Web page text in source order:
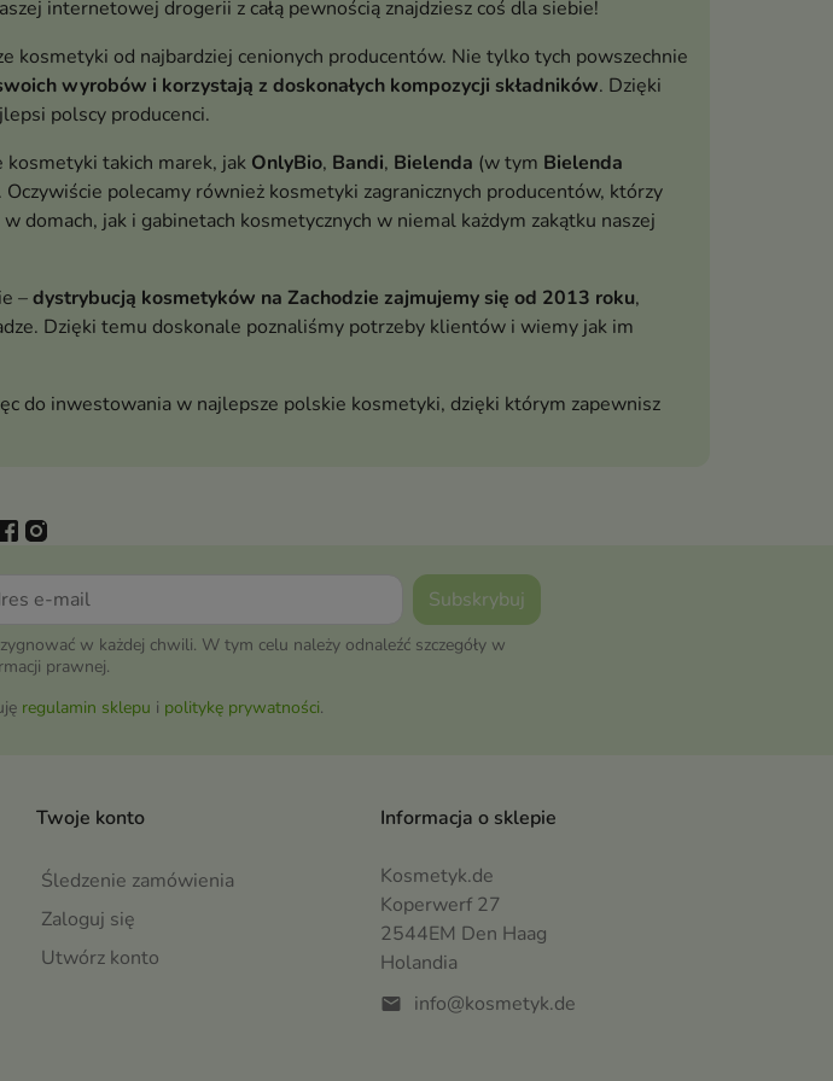
internetowej drogerii z całą pewnością znajdziesz coś dla siebie!
kosmetyki od najbardziej cenionych producentów. Nie tylko tych powszechnie
wyrobów i korzystają z doskonałych kompozycji składników. Dzięki
polscy producenci.
takich marek, jak OnlyBio, Bandi, Bielenda (w tym Bielenda
polecamy również kosmetyki zagranicznych producentów, którzy
domach, jak i gabinetach kosmetycznych w niemal każdym zakątku naszej
–dystrybucją kosmetyków na Zachodzie zajmujemy się od 2013 roku,
Dzięki temu doskonale poznaliśmy potrzeby klientów i wiemy jak im
do inwestowania w najlepsze polskie kosmetyki, dzięki którym zapewnisz
w każdej chwili. W tym celu należy odnaleźć szczegóły w
prawnej.
regulamin sklepu i politykę prywatności.
Twoje konto
Śledzenie zamówienia
Zaloguj się
Utwórz konto
Informacja o sklepie
Kosmetyk.de
Koperwerf 27
2544EM Den Haag
Holandia
mail info@kosmetyk.de